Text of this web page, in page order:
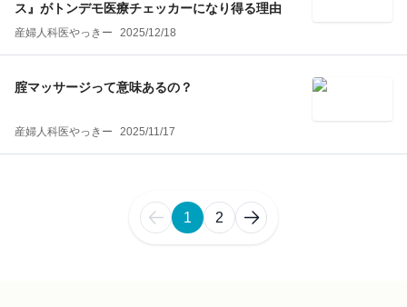
ス』がトンデモ医療チェッカーになり得る理由
産婦人科医やっきー 2025/12/18
腟マッサージって意味あるの？
産婦人科医やっきー 2025/11/17
1 2